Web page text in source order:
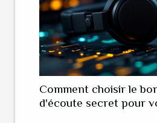
Comment choisir le
d'écoute secret pour